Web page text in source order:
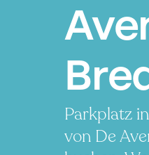
Parkplatz
von De